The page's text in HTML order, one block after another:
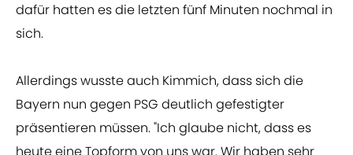
dafür hatten es die letzten fünf Minuten nochmal in
sich.
Allerdings wusste auch Kimmich, dass sich die
Bayern nun gegen PSG deutlich gefestigter
präsentieren müssen. "Ich glaube nicht, dass es